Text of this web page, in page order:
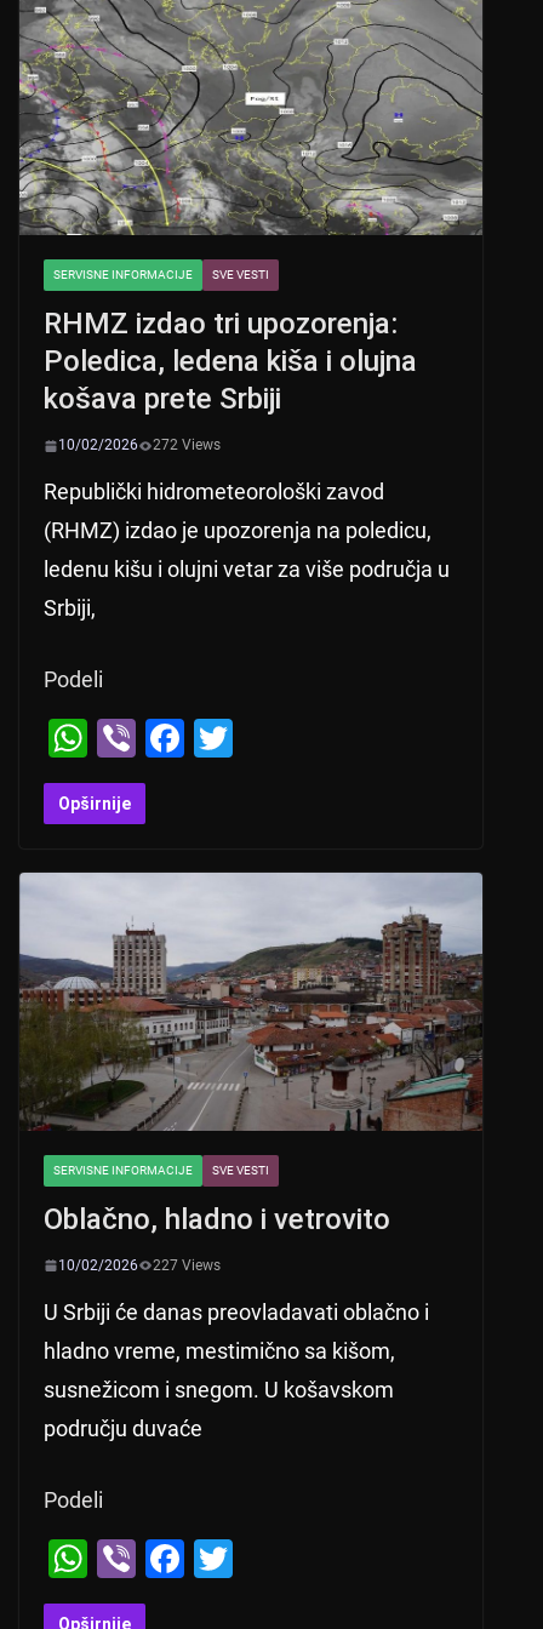
p
p
o
o
k
SERVISNE INFORMACIJE SVE VESTI
RHMZ izdao tri upozorenja:
Poledica, ledena kiša i olujna
košava prete Srbiji
10/02/2026 272 Views
Republički hidrometeorološki zavod
(RHMZ) izdao je upozorenja na poledicu,
ledenu kišu i olujni vetar za više područja u
Srbiji,
Podeli
W
h
at
p
Vi
b
er
F
o
k
Opširnije
SERVISNE INFORMACIJE SVE VESTI
Oblačno, hladno i vetrovito
10/02/2026 227 Views
U Srbiji će danas preovladavati oblačno i
hladno vreme, mestimično sa kišom,
susnežicom i snegom. U košavskom
području duvaće
Podeli
W
h
Vi
b
F
Opširnije